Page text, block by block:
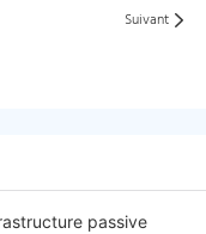
Suivant
passive